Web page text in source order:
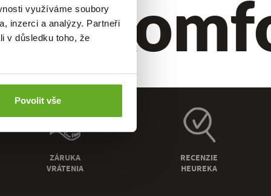
využíváme soubory
inzerci a analýzy. Partneři
v důsledku toho, že
Povolit vše
ZÁRUKA
VRÁTENIA
RECENZIE
HEUREKA